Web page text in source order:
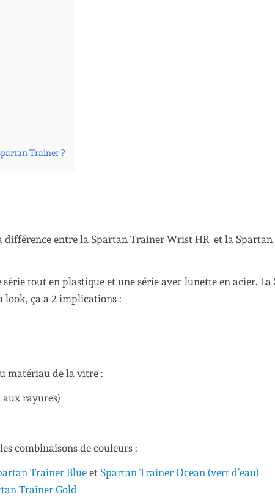
Trainer ?
différence entre la Spartan Trainer Wrist HR et la Spartan
tout en plastique et une série avec lunette en acier. La
look, ça a 2 implications :
matériau de la vitre :
rayures)
combinaisons de couleurs :
Trainer Blue etSpartan Trainer Ocean (vert d’eau)
Trainer Gold